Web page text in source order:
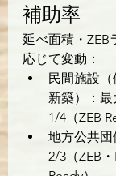
補助率
延べ面積・ZEB
応じて変動：
民間施設（
新築）：最
1/4（ZEB
地方公共
2/3（ZEB